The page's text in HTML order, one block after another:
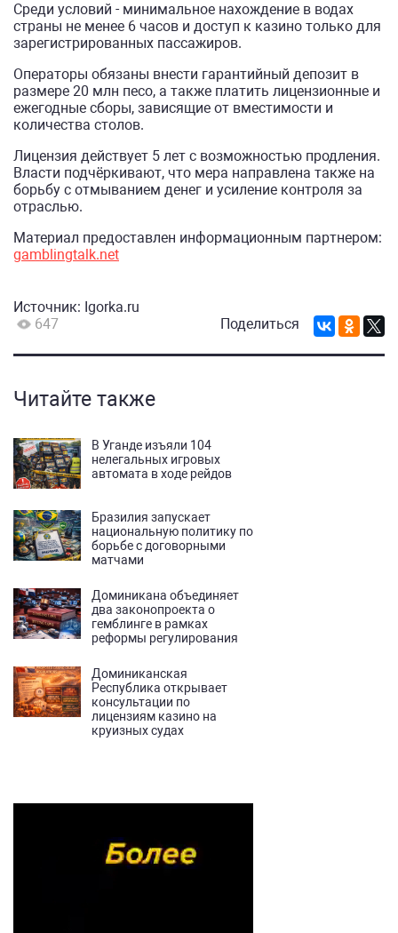
Среди условий - минимальное нахождение в водах
страны не менее 6 часов и доступ к казино только для
зарегистрированных пассажиров.
Операторы обязаны внести гарантийный депозит в
размере 20 млн песо, а также платить лицензионные и
ежегодные сборы, зависящие от вместимости и
количества столов.
Лицензия действует 5 лет с возможностью продления.
Власти подчёркивают, что мера направлена также на
борьбу с отмыванием денег и усиление контроля за
отраслью.
Материал предоставлен информационным партнером:
gamblingtalk.net
Источник: Igorka.ru
647
Поделиться
Читайте также
В Уганде изъяли 104
нелегальных игровых
автомата в ходе рейдов
Бразилия запускает
национальную политику по
борьбе с договорными
матчами
Доминикана объединяет
два законопроекта о
гемблинге в рамках
реформы регулирования
Доминиканская
Республика открывает
консультации по
лицензиям казино на
круизных судах